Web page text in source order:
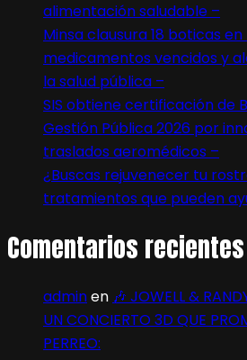
alimentación saludable –
Minsa clausura 18 boticas
medicamentos vencidos y
la salud pública –
SIS obtiene certificación de
Gestión Pública 2026 por
traslados aeromédicos –
¿Buscas rejuvenecer tu
tratamientos que pueden
Comentarios recientes
adminen 🎶 JOWELL &
UN CONCIERTO 3D QUE
PERREO: